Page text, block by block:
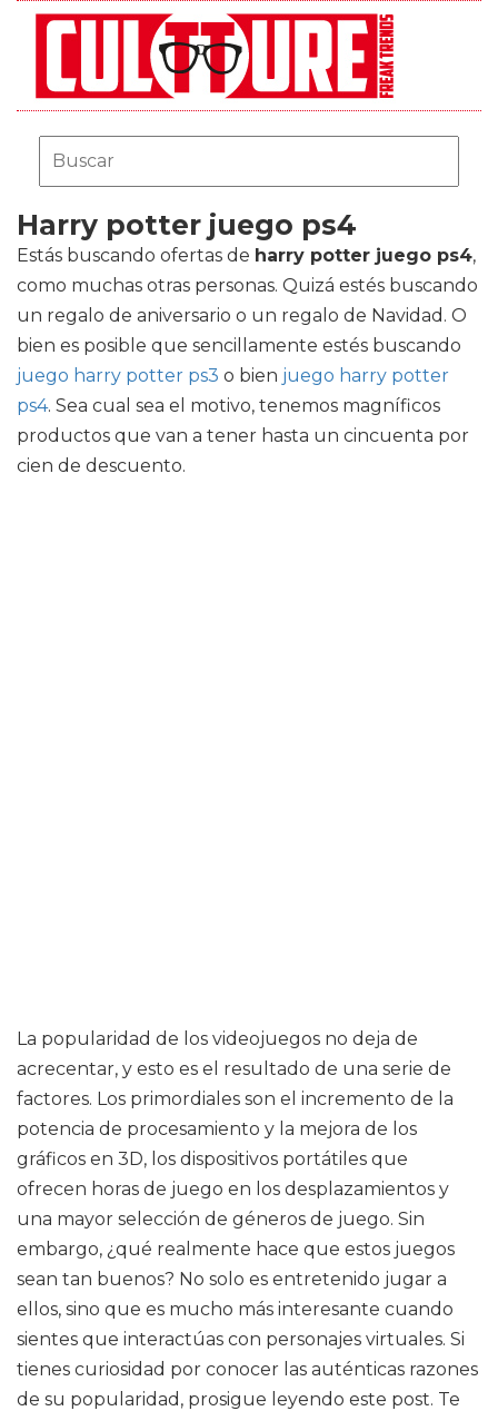
Harry potter juego ps4
Estás buscando ofertas de harry potter juego ps4,
como muchas otras personas. Quizá estés buscando
un regalo de aniversario o un regalo de Navidad. O
bien es posible que sencillamente estés buscando
juego harry potter ps3 o bien juego harry potter
ps4. Sea cual sea el motivo, tenemos magníficos
productos que van a tener hasta un cincuenta por
cien de descuento.
La popularidad de los videojuegos no deja de
acrecentar, y esto es el resultado de una serie de
factores. Los primordiales son el incremento de la
potencia de procesamiento y la mejora de los
gráficos en 3D, los dispositivos portátiles que
ofrecen horas de juego en los desplazamientos y
una mayor selección de géneros de juego. Sin
embargo, ¿qué realmente hace que estos juegos
sean tan buenos? No solo es entretenido jugar a
ellos, sino que es mucho más interesante cuando
sientes que interactúas con personajes virtuales. Si
tienes curiosidad por conocer las auténticas razones
de su popularidad, prosigue leyendo este post. Te